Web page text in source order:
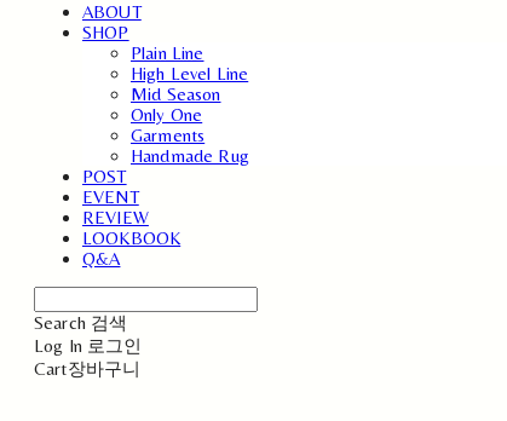
ABOUT
SHOP
Plain Line
High Level Line
Mid Season
Only One
Garments
Handmade Rug
POST
EVENT
REVIEW
LOOKBOOK
Q&A
Search 검색
Log In 로그인
Cart장바구니